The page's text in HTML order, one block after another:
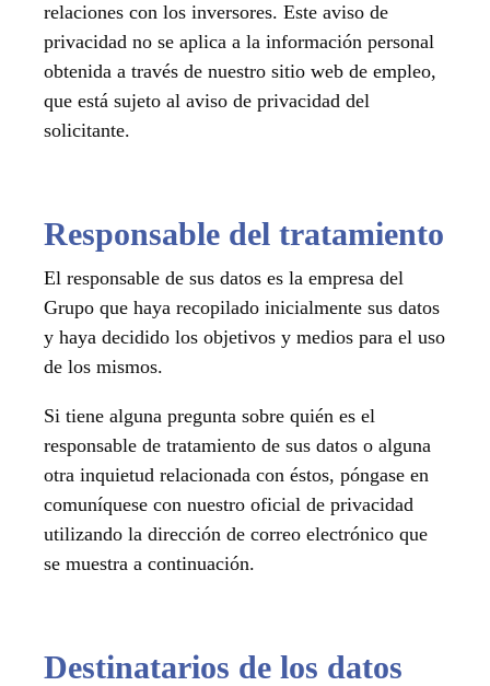
relaciones con los inversores. Este aviso de
privacidad no se aplica a la información personal
obtenida a través de nuestro sitio web de empleo,
que está sujeto al aviso de privacidad del
solicitante.
Responsable del tratamiento
El responsable de sus datos es la empresa del
Grupo que haya recopilado inicialmente sus datos
y haya decidido los objetivos y medios para el uso
de los mismos.
Si tiene alguna pregunta sobre quién es el
responsable de tratamiento de sus datos o alguna
otra inquietud relacionada con éstos, póngase en
comuníquese con nuestro oficial de privacidad
utilizando la dirección de correo electrónico que
se muestra a continuación.
Destinatarios de los datos